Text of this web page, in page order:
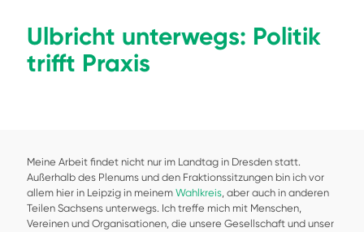
Ulbricht unterwegs: Politik
trifft Praxis
Meine Arbeit findet nicht nur im Landtag in Dresden statt.
Außerhalb des Plenums und den Fraktionssitzungen bin ich vor
allem hier in Leipzig in meinem Wahlkreis, aber auch in anderen
Teilen Sachsens unterwegs. Ich treffe mich mit Menschen,
Vereinen und Organisationen, die unsere Gesellschaft und unser